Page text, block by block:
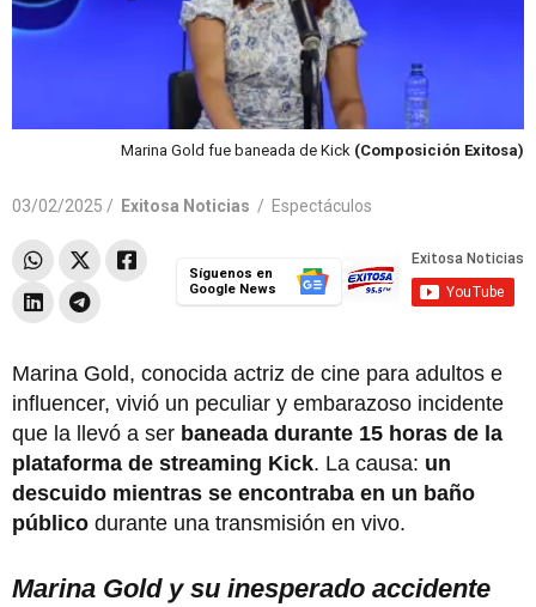
Marina Gold fue baneada de Kick (Composición Exitosa)
03/02/2025 / Exitosa Noticias / Espectáculos
Síguenos en
Google News
Marina Gold, conocida actriz de cine para adultos e
influencer, vivió un peculiar y embarazoso incidente
que la llevó a ser baneada durante 15 horas de la
plataforma de streaming Kick. La causa: un
descuido mientras se encontraba en un baño
público durante una transmisión en vivo.
Marina Gold y su inesperado accidente